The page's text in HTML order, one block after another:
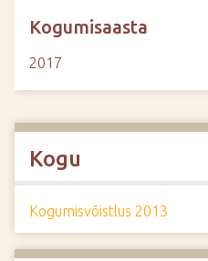
Kogumisaasta
2017
Kogu
Kogumisvõistlus 2013